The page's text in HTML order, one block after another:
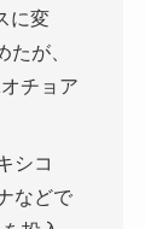
に変
が、
チョア
シコ
などで